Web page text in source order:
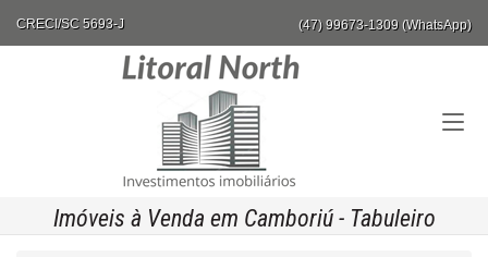
CRECI/SC 5693-J (47) 99673-1309 (WhatsApp)
Imóveis à Venda em Camboriú - Tabuleiro